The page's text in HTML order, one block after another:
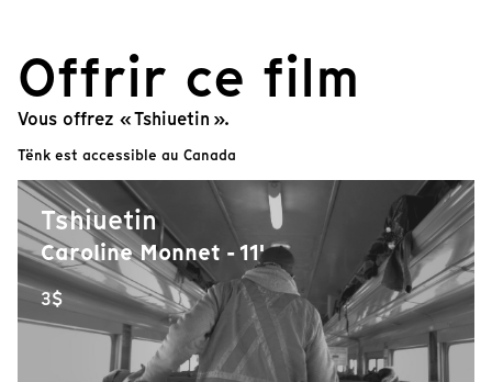
Offrir ce film
Vous offrez « Tshiuetin ».
Tënk est accessible au Canada
Tshiuetin
Caroline Monnet - 11'
3$